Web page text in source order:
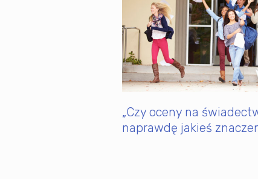
„Czy oceny na
naprawdę jakieś